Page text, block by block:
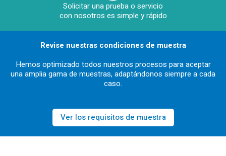
Solicitar una prueba o servicio
con nosotros es simple y rápido
Revise nuestras condiciones de muestra
Hemos optimizado todos nuestros procesos para aceptar
una amplia gama de muestras, adaptándonos siempre a cada
caso.
Ver los requisitos de muestra